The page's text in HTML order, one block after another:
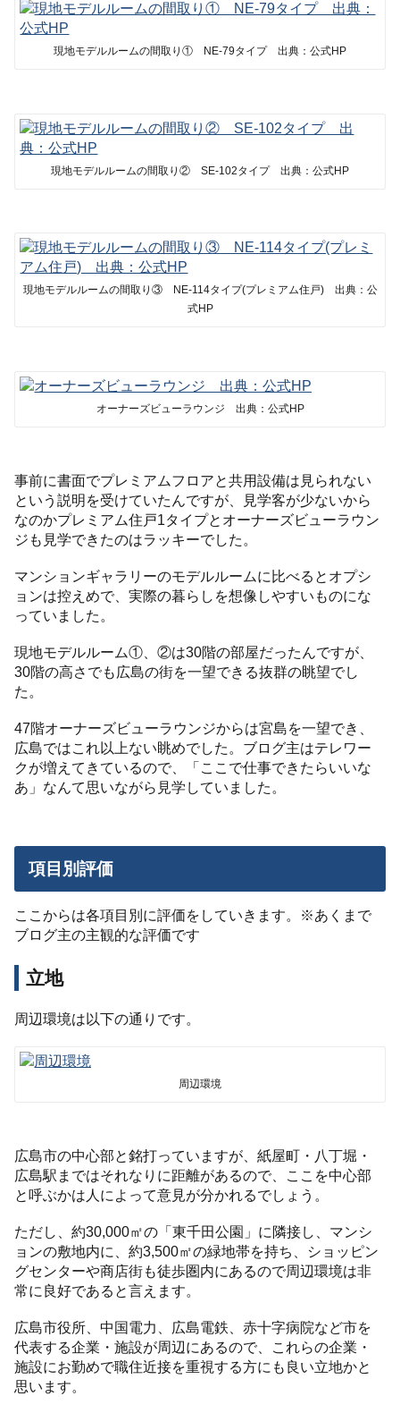
現地モデルルームの間取り① NE-79タイプ 出典：公式HP
現地モデルルームの間取り② SE-102タイプ 出典：公式HP
現地モデルルームの間取り③ NE-114タイプ(プレミアム住戸) 出典：公
式HP
オーナーズビューラウンジ 出典：公式HP
事前に書面でプレミアムフロアと共用設備は見られない
という説明を受けていたんですが、見学客が少ないから
なのかプレミアム住戸1タイプとオーナーズビューラウン
ジも見学できたのはラッキーでした。
マンションギャラリーのモデルルームに比べるとオプシ
ョンは控えめで、実際の暮らしを想像しやすいものにな
っていました。
現地モデルルーム①、②は30階の部屋だったんですが、
30階の高さでも広島の街を一望できる抜群の眺望でし
た。
47階オーナーズビューラウンジからは宮島を一望でき、
広島ではこれ以上ない眺めでした。ブログ主はテレワー
クが増えてきているので、「ここで仕事できたらいいな
あ」なんて思いながら見学していました。
項目別評価
ここからは各項目別に評価をしていきます。※あくまで
ブログ主の主観的な評価です
立地
周辺環境は以下の通りです。
周辺環境
広島市の中心部と銘打っていますが、紙屋町・八丁堀・
広島駅まではそれなりに距離があるので、ここを中心部
と呼ぶかは人によって意見が分かれるでしょう。
ただし、約30,000㎡の「東千田公園」に隣接し、マンシ
ョンの敷地内に、約3,500㎡の緑地帯を持ち、ショッピン
グセンターや商店街も徒歩圏内にあるので周辺環境は非
常に良好であると言えます。
広島市役所、中国電力、広島電鉄、赤十字病院など市を
代表する企業・施設が周辺にあるので、これらの企業・
施設にお勤めで職住近接を重視する方にも良い立地かと
思います。